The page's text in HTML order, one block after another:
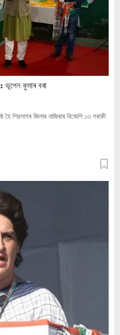
ভূপেন কুমাৰ বৰা
শিৱসাগৰ জিলাৰ নাজিৰাৰ বিজেপি ১৩ গৰাকী